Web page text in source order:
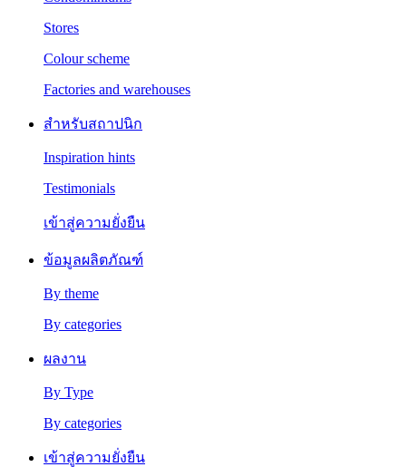
Stores
Colour scheme
Factories and warehouses
สำหรับสถาปนิก
Inspiration hints
Testimonials
เข้าสู่ความยั่งยืน
ข้อมูลผลิตภัณฑ์
By theme
By categories
ผลงาน
By Type
By categories
เข้าสู่ความยั่งยืน